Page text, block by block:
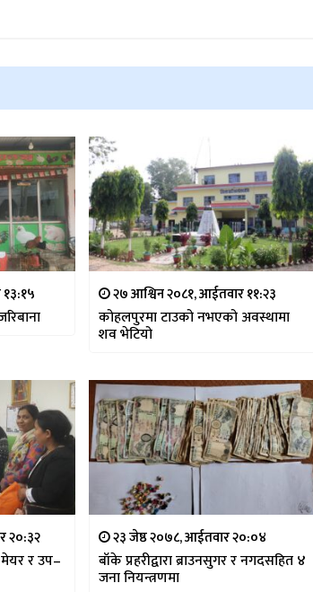
१३:१५ २७ आश्विन २०८१, आईतवार ११:२३
कोहलपुरमा टाउको नभएको अवस्थामा
शव भेटियो
२०:३२
र उप–
२३ जेष्ठ २०७८, आईतवार २०:०४
बाँके प्रहरीद्वारा ब्राउनसुगर र नगदसहित ४
जना नियन्त्रणमा